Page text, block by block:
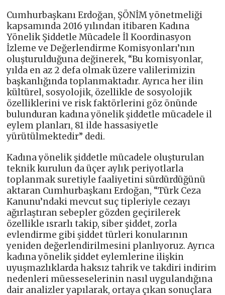
Cumhurbaşkanı Erdoğan, ŞÖNİM yönetmeliği
kapsamında 2016 yılından itibaren Kadına
Yönelik Şiddetle Mücadele İl Koordinasyon
İzleme ve Değerlendirme Komisyonları’nın
oluşturulduğuna değinerek, “Bu komisyonlar,
yılda en az 2 defa olmak üzere valilerimizin
başkanlığında toplanmaktadır. Ayrıca her ilin
kültürel, sosyolojik, özellikle de sosyolojik
özelliklerini ve risk faktörlerini göz önünde
bulunduran kadına yönelik şiddetle mücadele il
eylem planları, 81 ilde hassasiyetle
yürütülmektedir” dedi.
Kadına yönelik şiddetle mücadele oluşturulan
teknik kurulun da üçer aylık periyotlarla
toplanmak suretiyle faaliyetini sürdürdüğünü
aktaran Cumhurbaşkanı Erdoğan, “Türk Ceza
Kanunu’ndaki mevcut suç tipleriyle cezayı
ağırlaştıran sebepler gözden geçirilerek
özellikle ısrarlı takip, siber şiddet, zorla
evlendirme gibi şiddet türleri konularının
yeniden değerlendirilmesini planlıyoruz. Ayrıca
kadına yönelik şiddet eylemlerine ilişkin
uyuşmazlıklarda haksız tahrik ve takdiri indirim
nedenleri müesseselerinin nasıl uygulandığına
dair analizler yapılarak, ortaya çıkan sonuçlara